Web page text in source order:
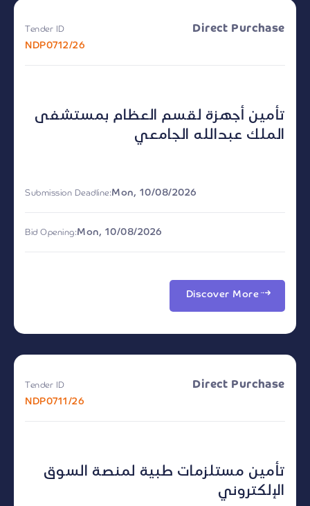
Tender ID
NDP0712/26
Direct Purchase
تأمين أجهزة لقسم العظام بمستشفى
الملك عبدالله الجامعي
Submission Deadline:Mon, 10/08/2026
Bid Opening:Mon, 10/08/2026
Discover More
Tender ID
NDP0711/26
Direct Purchase
تأمين مستلزمات طبية لمنصة السوق
الإلكتروني